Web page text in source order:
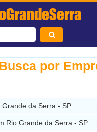
por
Grande da Serra - SP
Rio Grande da Serra - SP